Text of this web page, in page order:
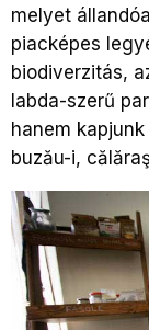
melyet
piacképes
biodiverzitás,
labda-szerű
hanem
buzău-i,